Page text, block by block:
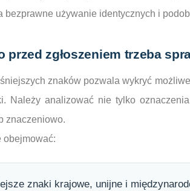
bezprawne używanie identycznych i
przed zgłoszeniem trzeba
znaków pozwala wykryć
Należy analizować nie tylko
znaczeniowo.
obejmować:
znaki krajowe, unijne i